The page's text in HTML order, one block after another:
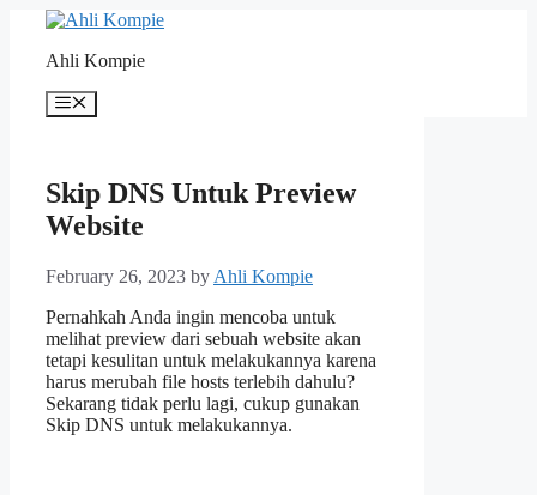
contentAhli Kompie
Menu
Skip DNS Untuk Preview
Website
February 26, 2023 by Ahli Kompie
Pernahkah Anda ingin mencoba untuk
melihat preview dari sebuah website akan
tetapi kesulitan untuk melakukannya karena
harus merubah file hosts terlebih dahulu?
Sekarang tidak perlu lagi, cukup gunakan
Skip DNS untuk melakukannya.